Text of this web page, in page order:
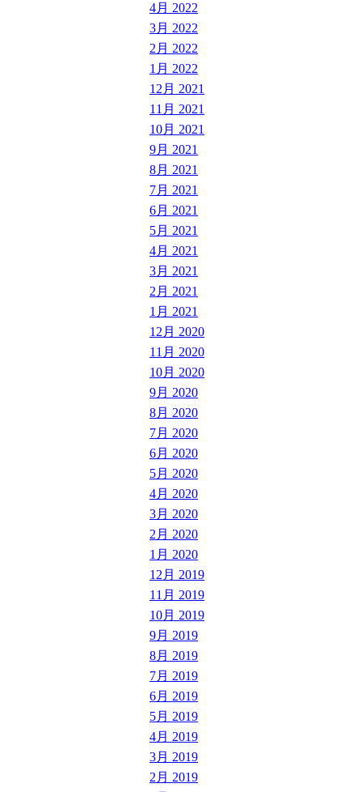
4月 2022
3月 2022
2月 2022
1月 2022
12月 2021
11月 2021
10月 2021
9月 2021
8月 2021
7月 2021
6月 2021
5月 2021
4月 2021
3月 2021
2月 2021
1月 2021
12月 2020
11月 2020
10月 2020
9月 2020
8月 2020
7月 2020
6月 2020
5月 2020
4月 2020
3月 2020
2月 2020
1月 2020
12月 2019
11月 2019
10月 2019
9月 2019
8月 2019
7月 2019
6月 2019
5月 2019
4月 2019
3月 2019
2月 2019